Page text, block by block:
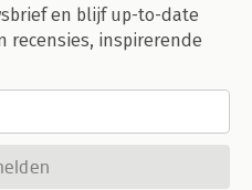
en blijf up-to-date
recensies, inspirerende